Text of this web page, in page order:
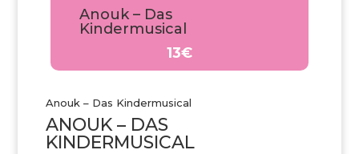
Anouk – Das
Kindermusical
13€
Anouk – Das Kindermusical
ANOUK – DAS
KINDERMUSICAL